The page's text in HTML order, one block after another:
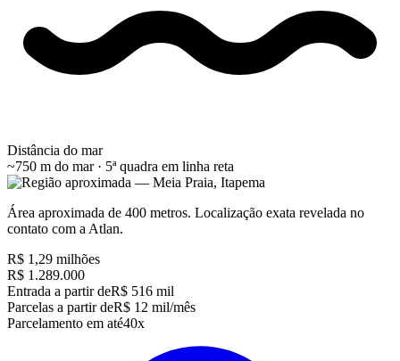
Distância do mar
~750 m do mar · 5ª quadra em linha reta
Área aproximada de 400 metros. Localização exata revelada no
contato com a Atlan.
R$ 1,29 milhões
R$ 1.289.000
Entrada a partir deR$ 516 mil
Parcelas a partir deR$ 12 mil/mês
Parcelamento em até40x